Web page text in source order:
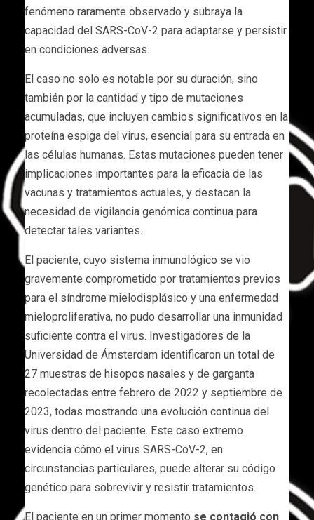
fenómeno raramente observado y subraya la
capacidad del SARS-CoV-2 para adaptarse y persistir
en condiciones adversas.
El caso no solo es notable por su duración, sino
también por la cantidad y tipo de mutaciones
acumuladas, que incluyen cambios significativos en la
proteína espiga del virus, esencial para su entrada en
las células humanas. Estas mutaciones pueden tener
implicaciones importantes para la eficacia de las
vacunas y tratamientos actuales, y destacan la
necesidad de vigilancia genómica continua para
detectar tales variantes.
El paciente, cuyo sistema inmunológico se vio
gravemente comprometido por tratamientos previos
para el síndrome mielodisplásico y una enfermedad
mieloproliferativa, no pudo desarrollar una inmunidad
suficiente contra el virus. Investigadores de la
Universidad de Ámsterdam identificaron un total de
27 muestras de hisopos nasales y de garganta
recolectadas entre febrero de 2022 y septiembre de
2023, todas mostrando una evolución continua del
virus dentro del paciente. Este caso extremo
evidencia cómo el virus SARS-CoV-2, en
circunstancias particulares, puede alterar su código
genético para sobrevivir y resistir tratamientos.
El paciente en un primer momento se contagió con